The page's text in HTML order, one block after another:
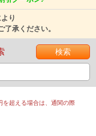
り
承ください。
を超える場合は、通関の際